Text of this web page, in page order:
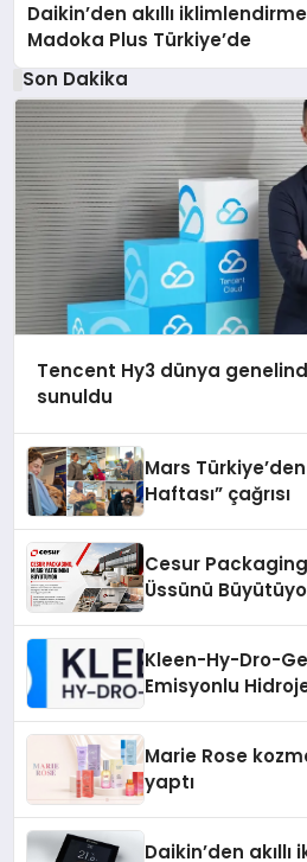
Daikin’den akıllı
Madoka Plus Türkiye’de
Son Dakika
Tencent Hy3 dünya
sunuldu
Mars
Haftası” çağrısı
Cesur
Üssünü
Kleen-Hy-Dro-
Emisyonlu
Marie Rose
yaptı
Daikin’den